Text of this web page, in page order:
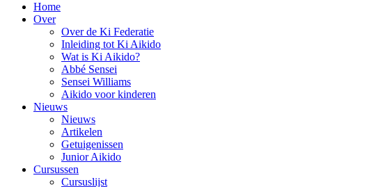
Home
Over
Over de Ki Federatie
Inleiding tot Ki Aikido
Wat is Ki Aikido?
Abbé Sensei
Sensei Williams
Aikido voor kinderen
Nieuws
Nieuws
Artikelen
Getuigenissen
Junior Aikido
Cursussen
Cursuslijst